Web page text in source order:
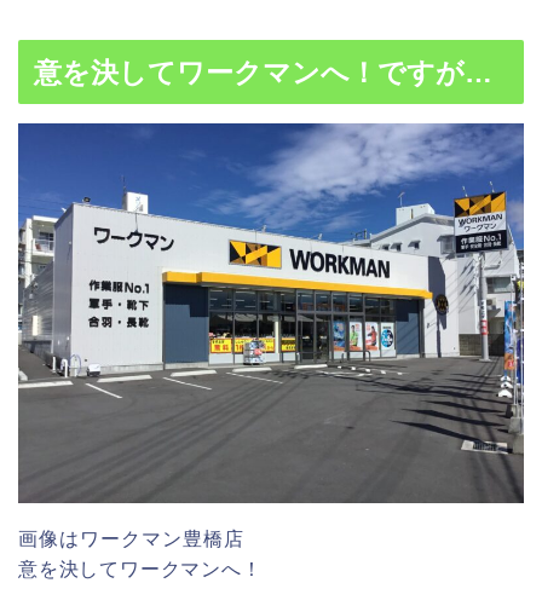
意を決してワークマンへ！ですが…
画像はワークマン豊橋店
意を決してワークマンへ！